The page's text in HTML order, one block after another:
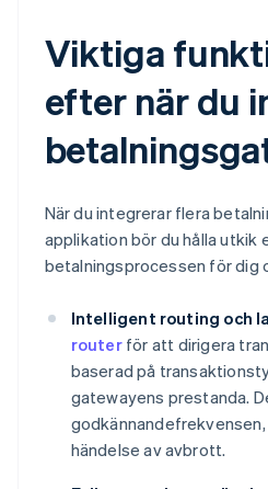
Viktiga
efter när du
När du integrerar flera
applikation bör du hålla
betalningsprocessen för dig
Intelligent routing och
routerför att dirigera
baserad på
gatewayens prestanda.
händelse av avbrott.